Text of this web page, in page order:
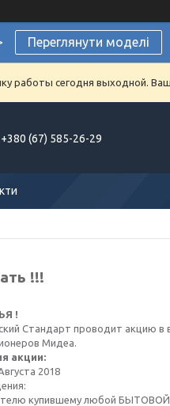
Переглянути моделі
работы сегодня выходной.
+380 (67) 585-26-29
!!!
!
Стандарт проводит акцию
Мидеа.
акции:
2018
купившему любой БЫТОВОЙ